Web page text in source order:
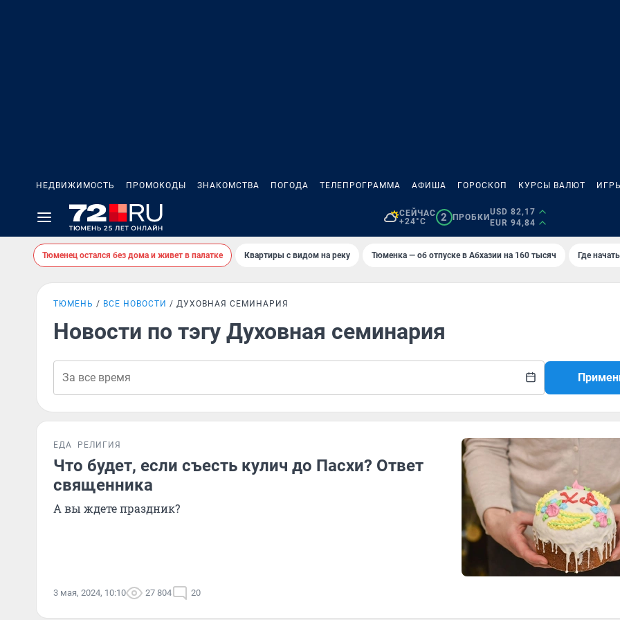
НЕДВИЖИМОСТЬ ПРОМОКОДЫ ЗНАКОМСТВА ПОГОДА ТЕЛЕПРОГРАММА АФИША ГОРОСКОП КУРСЫ ВАЛЮТ
СЕЙЧАС
+24°C
2 ПРОБКИ
USD 82,17
EUR 94,84
Тюменец остался без дома и живет в палатке Квартиры с видом на реку Тюменка — об отпуске в Абхазии на 160 тысяч Где
ТЮМЕНЬ ВСЕ НОВОСТИ ДУХОВНАЯ СЕМИНАРИЯ
Новости по тэгу Духовная семинария
ЕДА РЕЛИГИЯ
Что будет, если съесть кулич до Пасхи? Ответ
священника
А вы ждете праздник?
3 мая, 2024, 10:10 27 804 20